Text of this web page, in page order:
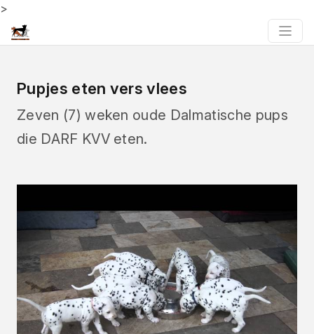
>
Pupjes eten vers vlees
Zeven (7) weken oude Dalmatische pups
die DARF KVV eten.